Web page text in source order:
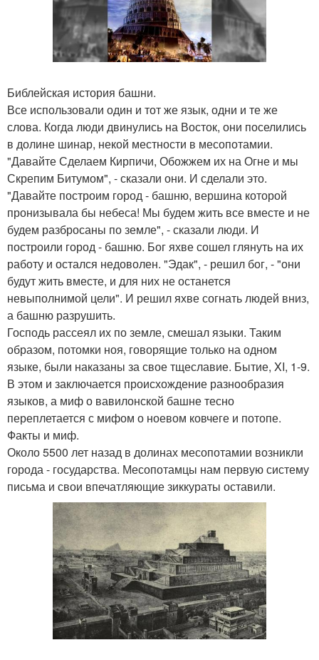
Библейская история башни.
Все использовали один и тот же язык, одни и те же
слова. Когда люди двинулись на Восток, они поселились
в долине шинар, некой местности в месопотамии.
"Давайте Сделаем Кирпичи, Обожжем их на Огне и мы
Скрепим Битумом", - сказали они. И сделали это.
"Давайте построим город - башню, вершина которой
пронизывала бы небеса! Мы будем жить все вместе и не
будем разбросаны по земле", - сказали люди. И
построили город - башню. Бог яхве сошел глянуть на их
работу и остался недоволен. "Эдак", - решил бог, - "они
будут жить вместе, и для них не останется
невыполнимой цели". И решил яхве согнать людей вниз,
а башню разрушить.
Господь рассеял их по земле, смешал языки. Таким
образом, потомки ноя, говорящие только на одном
языке, были наказаны за свое тщеславие. Бытие, XI, 1-9.
В этом и заключается происхождение разнообразия
языков, а миф о вавилонской башне тесно
переплетается с мифом о ноевом ковчеге и потопе.
Факты и миф.
Около 5500 лет назад в долинах месопотамии возникли
города - государства. Месопотамцы нам первую систему
письма и свои впечатляющие зиккураты оставили.